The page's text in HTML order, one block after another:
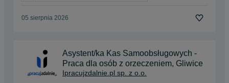
05 sierpnia 2026
Asystent/ka Kas Samoobsługowych -
Praca dla osób z orzeczeniem, Gliwice
Ipracujzdalnie.pl sp. z o.o.